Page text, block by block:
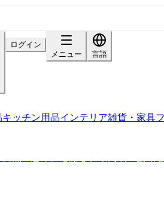
ログイン
メニュー
言語
キッチン用品インテリア雑貨・家具